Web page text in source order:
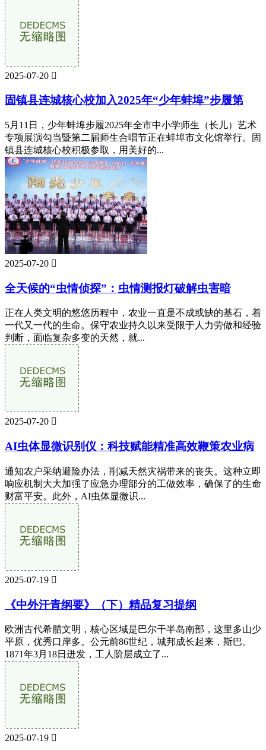
2025-07-20 
固镇县连城核心校加入2025年“少年蚌埠”步履第
5月11日，少年蚌埠步履2025年全市中小学师生（长儿）艺术
专项展演勾当暨第二届师生合唱节正在蚌埠市文化馆举行。固
镇县连城核心校积极参取，用美好的...
2025-07-20 
全天候的“虫情侦探”：虫情测报灯破解虫害暗
正在人类文明的悠悠历程中，农业一直是不成或缺的基石，着
一代又一代的生命。保守农业持久以来受限于人力劳做和经验
判断，面临复杂多变的天然，就...
2025-07-20 
AI虫体显微识别仪：科技赋能精准高效鞭策农业病
通知农户采纳避险办法，削减天然灾祸带来的丧失。这种立即
响应机制大大加强了应急办理部分的工做效率，确保了的生命
财富平安。此外，AI虫体显微识...
2025-07-19 
《中外汗青纲要》（下）精品复习提纲
欧洲古代希腊文明，核心区域是巴尔干半岛南部，这里多山少
平原，优秀口岸多。公元前86世纪，城邦成长起来，斯巴。
1871年3月18日迸发，工人阶层成立了...
2025-07-19 